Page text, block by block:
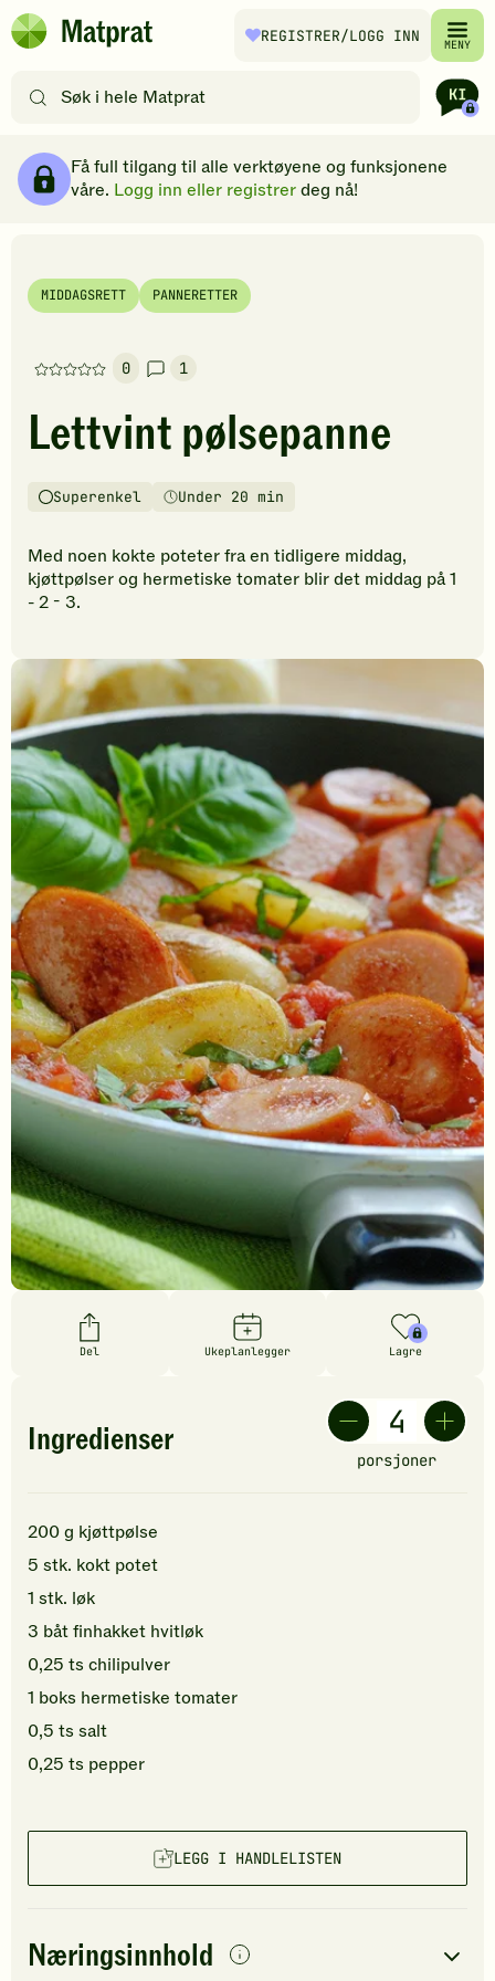
Hopp til hovedinnhold
Matprat
REGISTRER/LOGG INN MENY
etter
filtre
Få full tilgang til alle verktøyene og funksjonene
våre. Logg inn eller registrerdeg nå!
MIDDAGSRETT PANNERETTER
0
Denne
har
foreløpig
vurderinger.
den
første
til
denne
oppskriften.
1
Lettvint pølsepanne
Vanskelighetsgrad
Superenkel
Tilberedningstid Under 20 min
Med noen kokte poteter fra en tidligere middag,
kjøttpølser og hermetiske tomater blir det middag på 1
- 2 - 3.
Del Ukeplanlegger Lagre
Ingredienser
porsjoner
200g kjøttpølse
5 stk. kokt potet
1 stk. løk
3 båtfinhakket hvitløk
0,25 ts chilipulver
1 boks hermetiske tomater
0,5 ts salt
0,25 ts pepper
LEGG I HANDLELISTEN
Næringsinnhold